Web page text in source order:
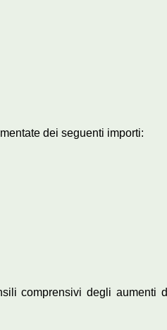
dei seguenti importi:
comprensivi degli aumenti